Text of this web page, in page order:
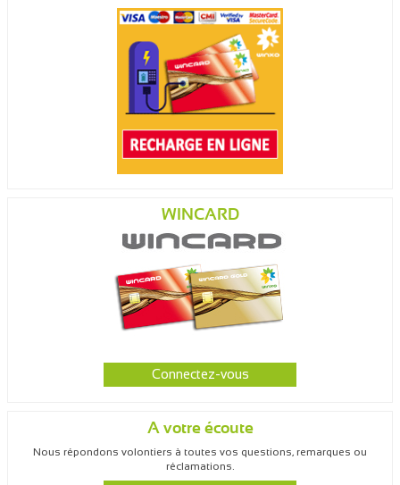
WINCARD
Connectez-vous
A votre écoute
Nous répondons volontiers à toutes vos questions, remarques ou
réclamations.